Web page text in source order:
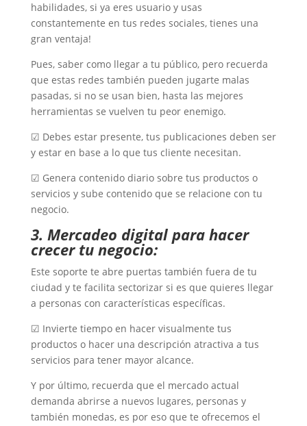
habilidades, si ya eres usuario y usas
constantemente en tus redes sociales, tienes una
gran ventaja!
Pues, saber como llegar a tu público, pero recuerda
que estas redes también pueden jugarte malas
pasadas, si no se usan bien, hasta las mejores
herramientas se vuelven tu peor enemigo.
☑ Debes estar presente, tus publicaciones deben ser
y estar en base a lo que tus cliente necesitan.
☑ Genera contenido diario sobre tus productos o
servicios y sube contenido que se relacione con tu
negocio.
3. Mercadeo digital para hacer
crecer tu negocio:
Este soporte te abre puertas también fuera de tu
ciudad y te facilita sectorizar si es que quieres llegar
a personas con características específicas.
☑ Invierte tiempo en hacer visualmente tus
productos o hacer una descripción atractiva a tus
servicios para tener mayor alcance.
Y por último, recuerda que el mercado actual
demanda abrirse a nuevos lugares, personas y
también monedas, es por eso que te ofrecemos el